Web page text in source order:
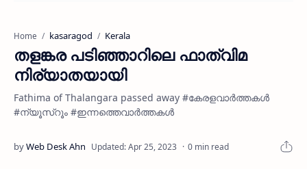
Home kasaragod Kerala
തളങ്കര പടിഞ്ഞാറിലെ ഫാത്വിമ
നിര്യാതയായി
Fathima of Thalangara passed away #കേരളവാർത്തകൾ
#ന്യൂസ്റൂം #ഇന്നത്തെവാർത്തകൾ
0 min read